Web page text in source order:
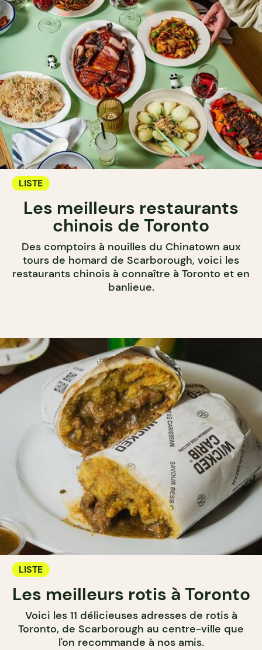
LISTE
Les meilleurs restaurants
chinois de Toronto
Des comptoirs à nouilles du Chinatown aux
tours de homard de Scarborough, voici les
restaurants chinois à connaître à Toronto et en
banlieue.
LISTE
Les meilleurs rotis à Toronto
Voici les 11 délicieuses adresses de rotis à
Toronto, de Scarborough au centre-ville que
l'on recommande à nos amis.